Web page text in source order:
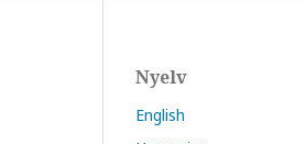
Nyelv
English